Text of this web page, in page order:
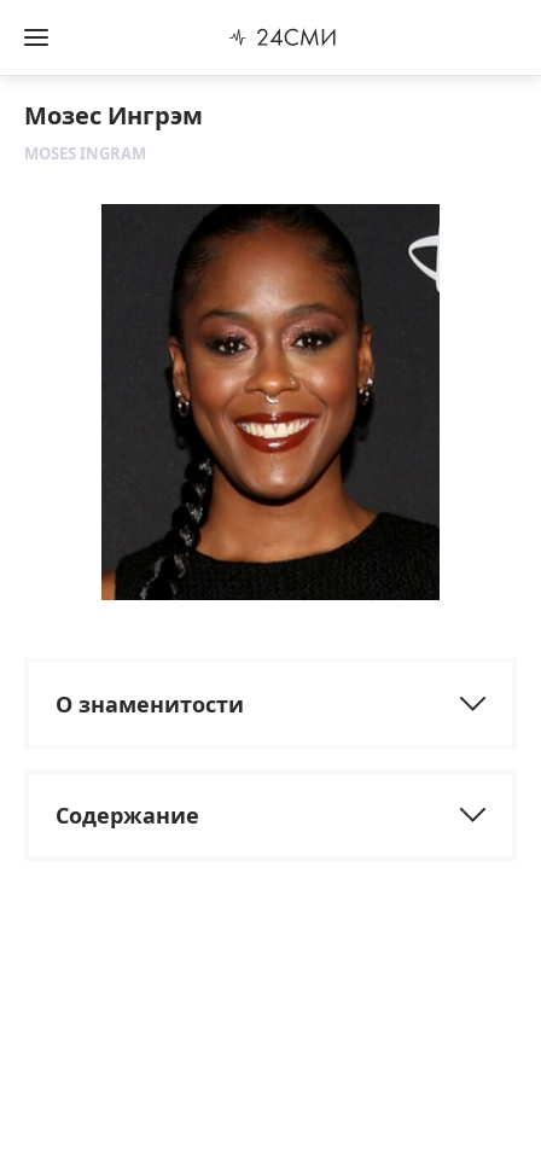
Мозес Ингрэм
MOSES INGRAM
О знаменитости
Содержание